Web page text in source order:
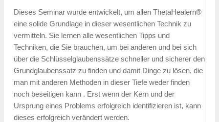
Dieses Seminar wurde entwickelt, um allen ThetaHealern®
eine solide Grundlage in dieser wesentlichen Technik zu
vermitteln. Sie lernen alle wesentlichen Tipps und
Techniken, die Sie brauchen, um bei anderen und bei sich
über die Schlüsselglaubenssätze schneller und sicherer den
Grundglaubenssatz zu finden und damit Dinge zu lösen, die
man mit anderen Methoden in dieser Tiefe weder finden
noch beseitigen kann . Erst wenn der Kern und der
Ursprung eines Problems erfolgreich identifizieren ist, kann
dieses erfolgreich verändert werden.